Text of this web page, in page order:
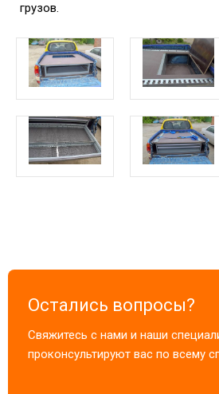
грузов.
Остались вопросы?
Свяжитесь с нами и наши
проконсультируют вас по всему